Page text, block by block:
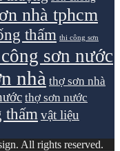
nhà tphcm
thấm thi công sơn
sơn nước
nhà thợ sơn nhà
thợ sơn nước
thấm vật liệu
All rights reserved.